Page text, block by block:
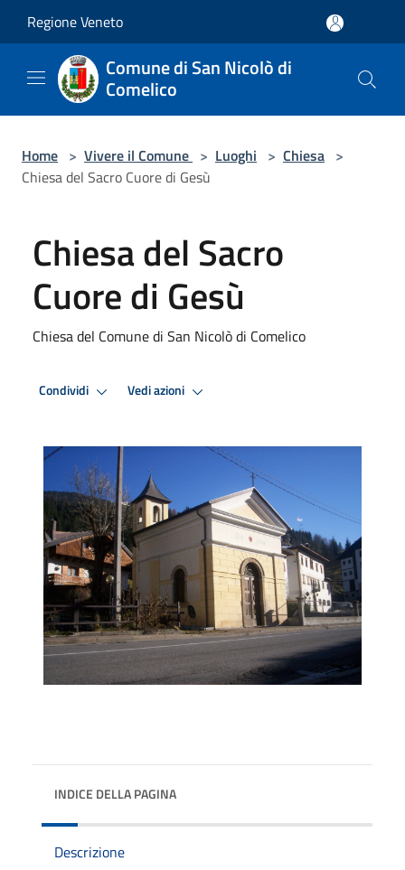
Regione Veneto
Comune di San Nicolò di
Comelico
Home > Vivere il Comune > Luoghi > Chiesa >
Chiesa del Sacro Cuore di Gesù
Chiesa del Sacro
Cuore di Gesù
Chiesa del Comune di San Nicolò di Comelico
Condividi Vedi azioni
INDICE DELLA PAGINA
Descrizione